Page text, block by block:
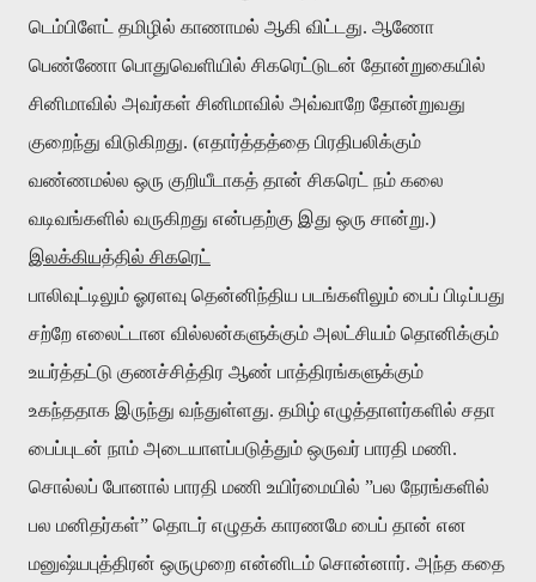
டெம்பிளேட் தமிழில் காணாமல் ஆகி விட்டது. ஆணோ
பெண்ணோ பொதுவெளியில் சிகரெட்டுடன் தோன்றுகையில்
சினிமாவில் அவர்கள் சினிமாவில் அவ்வாறே தோன்றுவது
குறைந்து விடுகிறது. (எதார்த்தத்தை பிரதிபலிக்கும்
வண்ணமல்ல ஒரு குறியீடாகத் தான் சிகரெட் நம் கலை
வடிவங்களில் வருகிறது என்பதற்கு இது ஒரு சான்று.)
இலக்கியத்தில் சிகரெட்
பாலிவுட்டிலும் ஓரளவு தென்னிந்திய படங்களிலும் பைப் பிடிப்பது
சற்றே எலைட்டான வில்லன்களுக்கும் அலட்சியம் தொனிக்கும்
உயர்த்தட்டு குணச்சித்திர ஆண் பாத்திரங்களுக்கும்
உகந்ததாக இருந்து வந்துள்ளது. தமிழ் எழுத்தாளர்களில் சதா
பைப்புடன் நாம் அடையாளப்படுத்தும் ஒருவர் பாரதி மணி.
சொல்லப் போனால் பாரதி மணி உயிர்மையில் ”பல நேரங்களில்
பல மனிதர்கள்” தொடர் எழுதக் காரணமே பைப் தான் என
மனுஷ்யபுத்திரன் ஒருமுறை என்னிடம் சொன்னார். அந்த கதை